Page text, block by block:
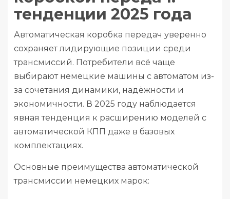
тенденции 2025 года
Автоматическая коробка передач уверенно
сохраняет лидирующие позиции среди
трансмиссий. Потребители всё чаще
выбирают немецкие машины с автоматом из-
за сочетания динамики, надёжности и
экономичности. В 2025 году наблюдается
явная тенденция к расширению моделей с
автоматической КПП даже в базовых
комплектациях.
Основные преимущества автоматической
трансмиссии немецких марок: